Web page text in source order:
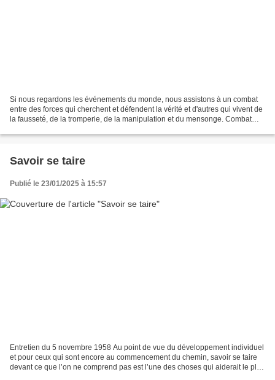
Si nous regardons les événements du monde, nous assistons à un combat
entre des forces qui cherchent et défendent la vérité et d'autres qui vivent de
la fausseté, de la tromperie, de la manipulation et du mensonge. Combat
Savoir se taire
Publié le 23/01/2025 à 15:57
Entretien du 5 novembre 1958 Au point de vue du développement individuel
et pour ceux qui sont encore au commencement du chemin, savoir se taire
devant ce que l’on ne comprend pas est l’une des choses qui aiderait le plus